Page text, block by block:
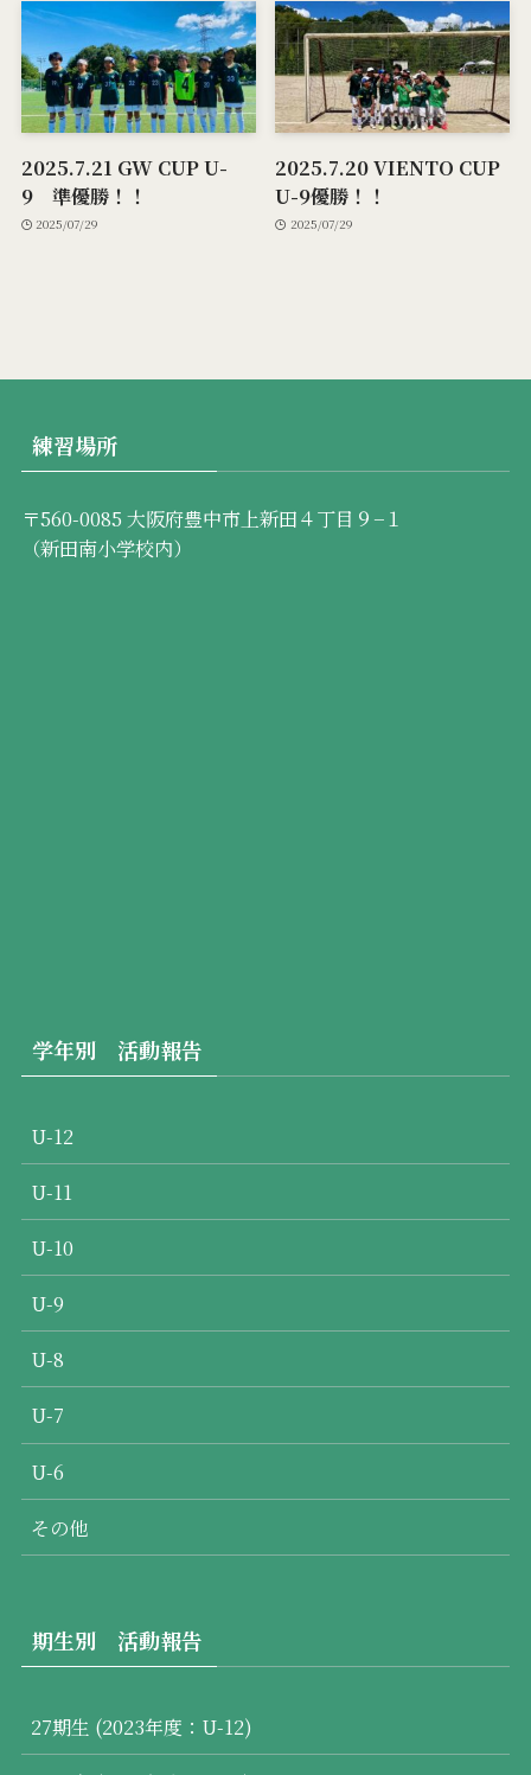
2025.7.21 GW CUP U-
9 準優勝！！
2025/07/29
2025.7.20 VIENTO CUP
U-9優勝！！
2025/07/29
練習場所
〒560-0085 大阪府豊中市上新田４丁目９−１
（新田南小学校内）
学年別 活動報告
U-12
U-11
U-10
U-9
U-8
U-7
U-6
その他
期生別 活動報告
27期生 (2023年度：U-12)